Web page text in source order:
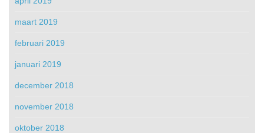
maart 2019
februari 2019
januari 2019
december 2018
november 2018
oktober 2018